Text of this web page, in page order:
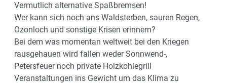
Vermutlich alternative Spaßbremsen!
Wer kann sich noch ans Waldsterben, sauren Regen,
Ozonloch und sonstige Krisen erinnern?
Bei dem was momentan weltweit bei den Kriegen
rausgehauen wird fallen weder Sonnwend-,
Petersfeuer noch private Holzkohlegrill
Veranstaltungen ins Gewicht um das Klima zu